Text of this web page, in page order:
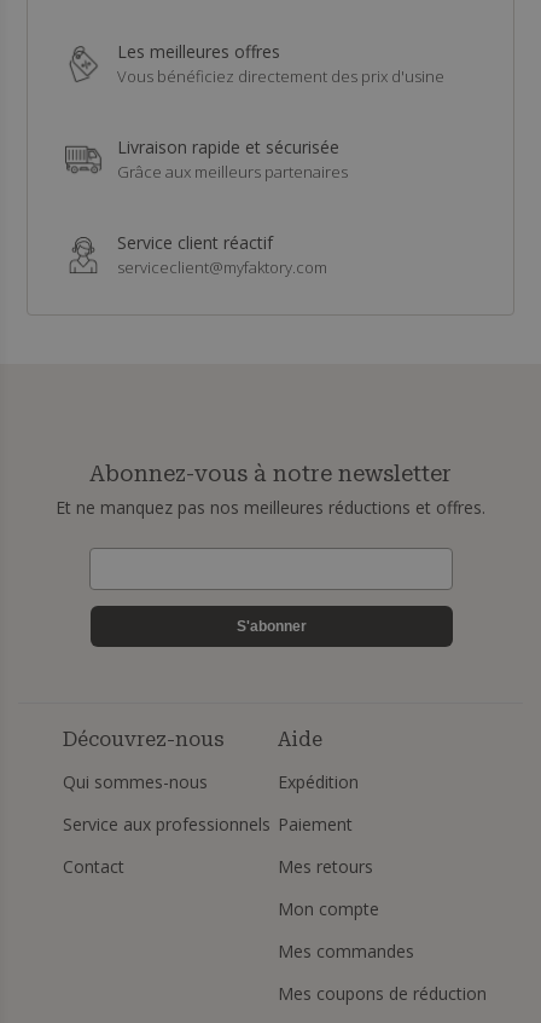
Les meilleures offres
Vous bénéficiez directement des prix d'usine
Livraison rapide et sécurisée
Grâce aux meilleurs partenaires
Service client réactif
serviceclient@myfaktory.com
Abonnez-vous à notre newsletter
Et ne manquez pas nos meilleures réductions et offres.
S'abonner
Découvrez-nous
Qui sommes-nous
Service aux professionnels
Contact
Aide
Expédition
Paiement
Mes retours
Mon compte
Mes commandes
Mes coupons de réduction